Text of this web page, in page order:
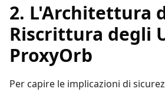
2. L'Architettura
Riscrittura degli
ProxyOrb
Per capire le implicazioni di